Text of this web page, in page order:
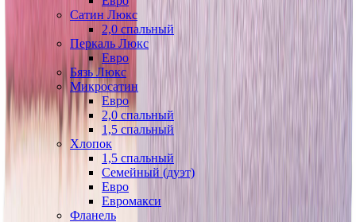
Сатин Люкс
2,0 спальный
Перкаль Люкс
Евро
Бязь Люкс
Микросатин
Евро
2,0 спальный
1,5 спальный
Хлопок
1,5 спальный
Семейный (дуэт)
Евро
Евромакси
Фланель